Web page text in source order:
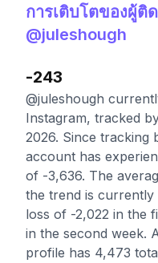
การเติบโตของผู้ติ
@juleshough
-243
@juleshough
Instagram, tracked
2026. Since tracking
account has
of -3,636. The
the trend is currently
loss of -2,022 in the
in the second week.
profile has 4,473